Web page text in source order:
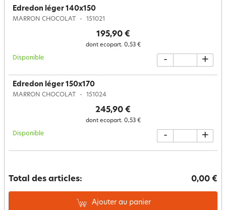
Edredon léger 140x150
MARRON CHOCOLAT 151021
195,90 €
dont ecopart. 0,53 €
Disponible - +
Edredon léger 150x170
MARRON CHOCOLAT 151024
245,90 €
dont ecopart. 0,53 €
Disponible - +
Total des articles: 0,00 €
Ajouter au panier